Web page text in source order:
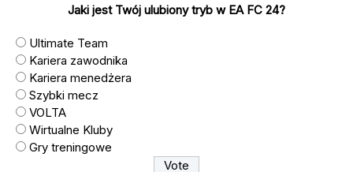
Jaki jest Twój ulubiony tryb w EA FC 24?
Ultimate Team
Kariera zawodnika
Kariera menedżera
Szybki mecz
VOLTA
Wirtualne Kluby
Gry treningowe